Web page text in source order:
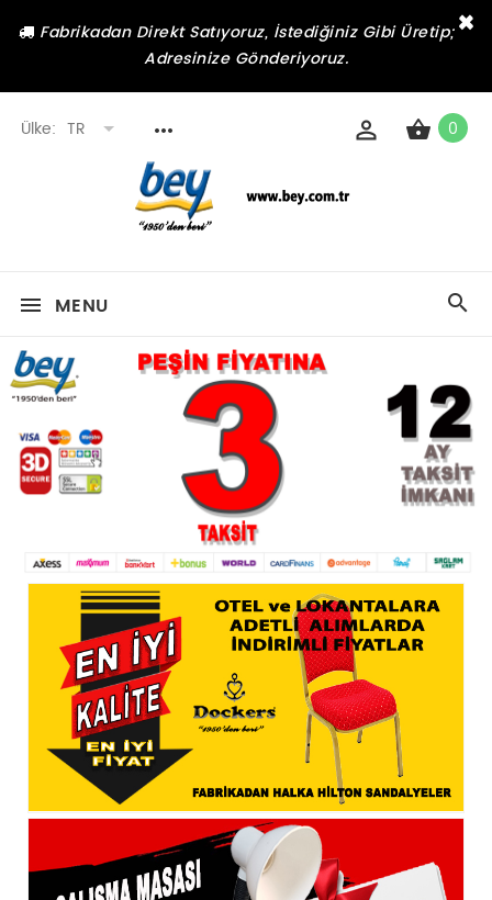
×
Fabrikadan Direkt Satıyoruz, İstediğiniz Gibi Üretip;
Adresinize Gönderiyoruz.
Ülke: TR 0
MENU